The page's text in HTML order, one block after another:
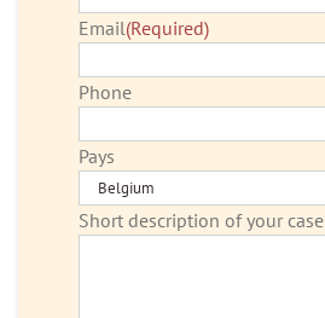
Email(Required)
Phone
Pays
Short description of your case